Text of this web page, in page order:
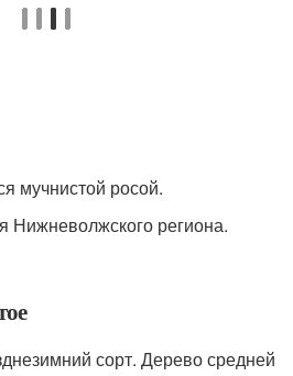
мучнистой росой.
Нижневолжского региона.
сорт. Дерево средней